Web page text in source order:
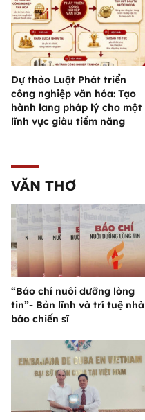
Dự thảo Luật Phát triển
công nghiệp văn hóa: Tạo
hành lang pháp lý cho một
lĩnh vực giàu tiềm năng
VĂN THƠ
“Báo chí nuôi dưỡng lòng
tin”- Bản lĩnh và trí tuệ nhà
báo chiến sĩ